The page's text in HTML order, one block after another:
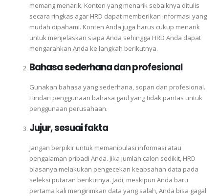
memang menarik. Konten yang menarik sebaiknya ditulis
secara ringkas agar HRD dapat memberikan informasi yang
mudah dipahami. Konten Anda juga harus cukup menarik
untuk menjelaskan siapa Anda sehingga HRD Anda dapat
mengarahkan Anda ke langkah berikutnya.
Bahasa sederhana dan profesional
Gunakan bahasa yang sederhana, sopan dan profesional.
Hindari penggunaan bahasa gaul yang tidak pantas untuk
penggunaan perusahaan.
Jujur, sesuai fakta
Jangan berpikir untuk memanipulasi informasi atau
pengalaman pribadi Anda. Jika jumlah calon sedikit, HRD
biasanya melakukan pengecekan keabsahan data pada
seleksi putaran berikutnya. Jadi, meskipun Anda baru
pertama kali mengirimkan data yang salah, Anda bisa gagal